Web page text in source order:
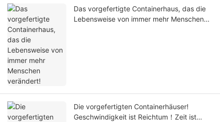
Das vorgefertigte Containerhaus, das die
Lebensweise von immer mehr Menschen
Die vorgefertigten Containerhäuser!
Geschwindigkeit ist Reichtum！Zeit ist